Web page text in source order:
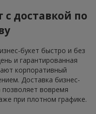
с доставкой по
букет быстро и без
и гарантированная
корпоративный
Доставка бизнес-
позволяет вовремя
при плотном графике.